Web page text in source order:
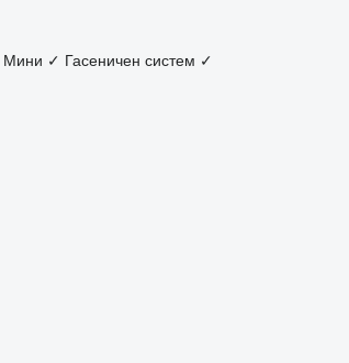
Мини ✓ Гасеничен систем ✓